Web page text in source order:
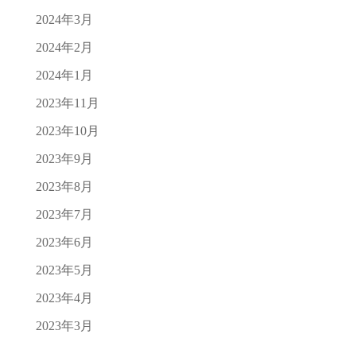
2024年3月
2024年2月
2024年1月
2023年11月
2023年10月
2023年9月
2023年8月
2023年7月
2023年6月
2023年5月
2023年4月
2023年3月